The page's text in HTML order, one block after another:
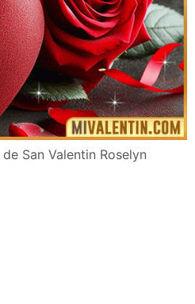
San Valentin Roselyn